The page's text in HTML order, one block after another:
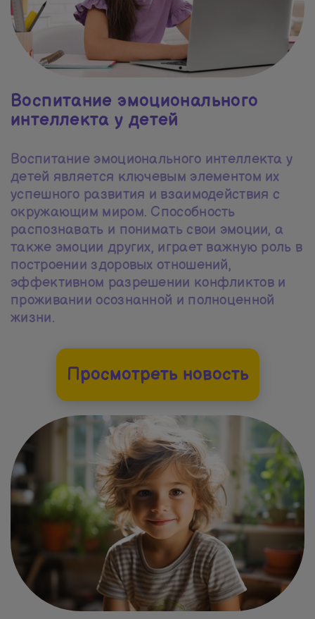
Воспитание эмоционального
интеллекта у детей
Воспитание эмоционального интеллекта у
детей является ключевым элементом их
успешного развития и взаимодействия с
окружающим миром. Способность
распознавать и понимать свои эмоции, а
также эмоции других, играет важную роль в
построении здоровых отношений,
эффективном разрешении конфликтов и
проживании осознанной и полноценной
жизни.
Просмотреть новость